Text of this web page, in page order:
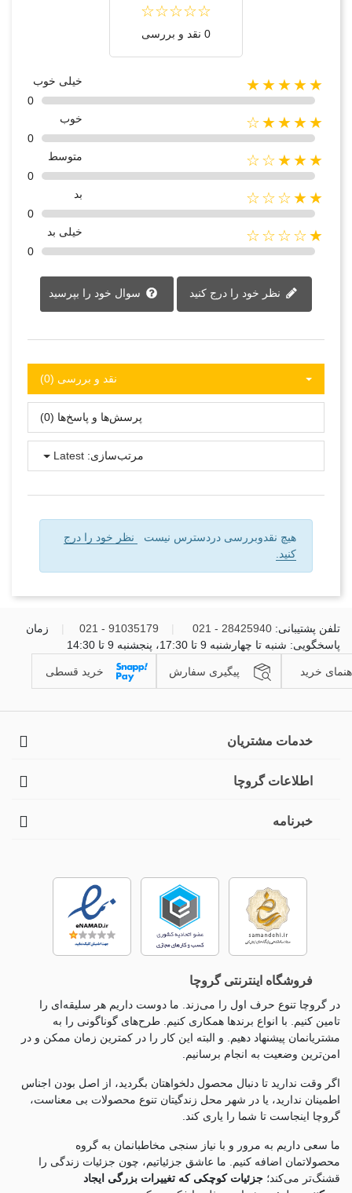
0 نقد و بررسی
★★★★★
خیلی خوب
0
★★★★☆
خوب
0
★★★☆☆
متوسط
0
★★☆☆☆
بد
0
★☆☆☆☆
خیلی بد
0
سوال خود را بپرسید
نقد و بررسی‌‌ (0)
پرسش‌ها و پاسخ‌ها (0)
مرتب‌سازی: Latest
هیچ نقدوبررسی دردسترس نیست
نظر خود را درج
کنید.
تلفن پشتیبانی: 28425940 - 021
91035179 - 021
زمان
پاسخگویی: شنبه تا چهارشنبه 9 تا 17:30، پنجشنبه 9 تا 14:30
خرید پیگیری سفارش خرید قسطی
خدمات مشتریان
اطلاعات گروچا
خبرنامه
فروشگاه اینترنتی گروچا
در گروچا تنوع حرف اول را می‌زند. ما دوست داریم هر سلیقه‌ای را
تامین کنیم. با انواع برندها همکاری کنیم. طرح‌های گوناگونی را به
مشتریانمان پیشنهاد دهیم. و البته این کار را در کمترین زمان ممکن و در
امن‌ترین وضعیت به انجام برسانیم.
اگر وقت ندارید تا دنبال محصول دلخواهتان بگردید، از اصل بودن اجناس
اطمینان ندارید، یا در شهر محل زندگیتان تنوع محصولات بی معناست،
گروچا اینجاست تا شما را یاری کند.
ما سعی داریم به مرور و با نیاز سنجی مخاطبانمان به گروه
محصولاتمان اضافه کنیم. ما عاشق جزئياتیم، چون جزئيات زندگی را
قشنگ‌تر می‌کند؛ جزئیات کوچکی که تغییرات بزرگی ایجاد